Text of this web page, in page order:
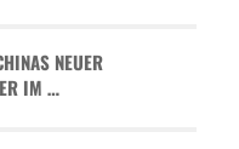
NEUER
IM …